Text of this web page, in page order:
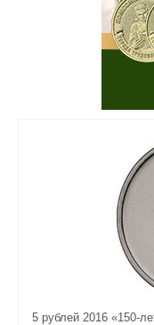
5 рублей 2016 «150-